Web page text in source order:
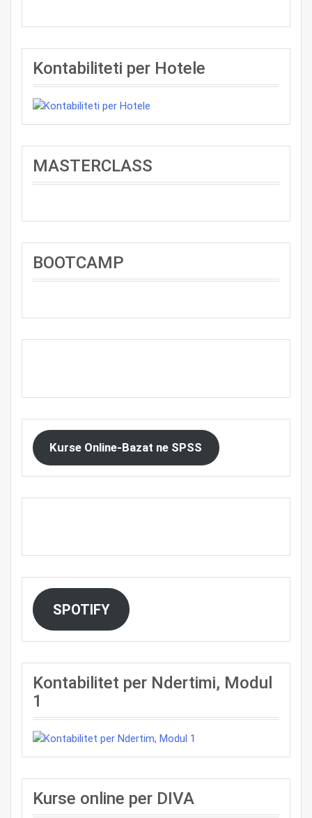
Kontabiliteti per Hotele
MASTERCLASS
BOOTCAMP
Kurse Online-Bazat ne SPSS
SPOTIFY
Kontabilitet per Ndertimi, Modul
1
Kurse online per DIVA